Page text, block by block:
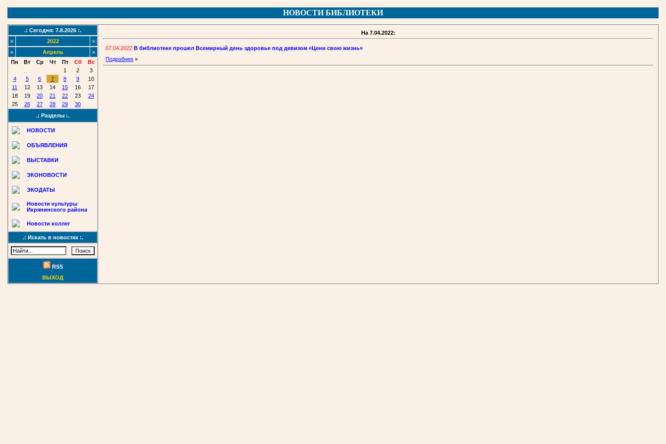
НОВОСТИ БИБЛИОТЕКИ
.: Сегодня: 7.8.2026 :.
«
2022
»
«
Апрель
»
Пн
Вт Ср Чт Пт Сб
Вс
1
2
3
4
5 6 7 8 9
10
11
12 13 14 15 16
17
18
19 20 21 22 23
24
25
26 27 28 29
30
.: Разделы :.
НОВОСТИ
ОБЪЯВЛЕНИЯ
ВЫСТАВКИ
ЭКОНОВОСТИ
ЭКОДАТЫ
Новости культуры
Икрянинского района
Новости коллег
.: Искать в новостях :.
RSS
ВЫХОД
На 7.04.2022:
07.04.2022 В библиотеке прошел Всемирный день здоровье под девизом «Цени свою жизнь»
Подробнее »